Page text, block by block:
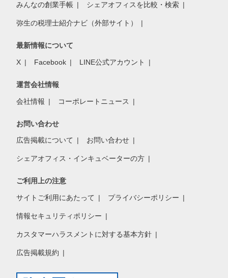
みんなの創業手帳 シェアオフィスを比較・検索
弥生の税理士紹介ナビ（外部サイト）
最新情報について
X Facebook LINE公式アカウント
運営会社情報
会社情報 コーポレートニュース
お問い合わせ
広告掲載について お問い合わせ
シェアオフィス・インキュベーターの方
ご利用上の注意
サイトご利用にあたって プライバシーポリシー
情報セキュリティポリシー
カスタマーハラスメントに対する基本方針
広告掲載規約